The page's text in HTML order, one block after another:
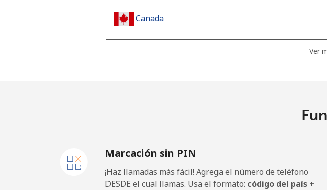
Canada
Caribbean Netherlands
Línea fija ⁦23.5¢⁩
Ver
Marcación sin PIN
¡Haz llamadas más fácil! Agrega el número de teléfono
DESDE el cual llamas. Usa el formato: código del país +